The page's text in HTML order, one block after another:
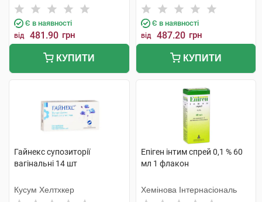
Є в наявності
від 481.90 грн
КУПИТИ
Тіджарет Анонім Шіркеті
Є в наявності
від 487.20 грн
КУПИТИ
Гайнекс супозиторії
вагінальні 14 шт
Кусум Хелтхкер
Епіген інтим спрей 0,1 % 60
мл 1 флакон
Хемінова Інтернасіональ